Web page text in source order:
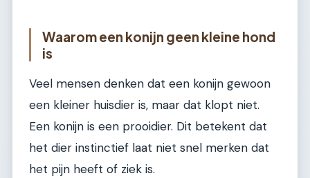
Waarom een konijn geen kleine hond
is
Veel mensen denken dat een konijn gewoon
een kleiner huisdier is, maar dat klopt niet.
Een konijn is een prooidier. Dit betekent dat
het dier instinctief laat niet snel merken dat
het pijn heeft of ziek is.